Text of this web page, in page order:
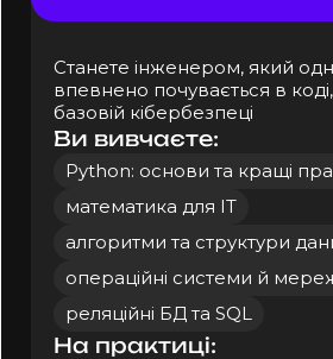
Станете інженером, який
впевнено почувається в
базовій кібербезпеці
Ви вивчаєте:
Python: основи та кращі
математика для IT
алгоритми та структури
операційні системи й
реляційні БД та SQL
На практиці: